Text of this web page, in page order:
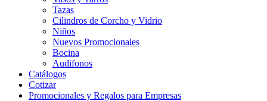
Tazas
Cilindros de Corcho y Vidrio
Niños
Nuevos Promocionales
Bocina
Audifonos
Catálogos
Cotizar
Promocionales y Regalos para Empresas